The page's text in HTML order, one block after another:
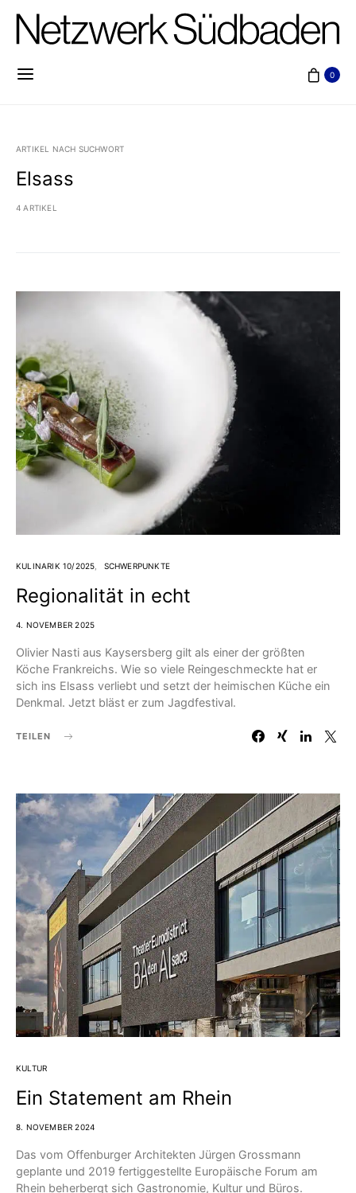
0
ARTIKEL NACH SUCHWORT
Elsass
4 ARTIKEL
KULINARIK 10/2025 SCHWERPUNKTE
Regionalität in echt
4. NOVEMBER 2025
Olivier Nasti aus Kaysersberg gilt als einer der größten
Köche Frankreichs. Wie so viele Reingeschmeckte hat er
sich ins Elsass verliebt und setzt der heimischen Küche ein
Denkmal. Jetzt bläst er zum Jagdfestival.
TEILEN
KULTUR
Ein Statement am Rhein
8. NOVEMBER 2024
Das vom Offenburger Architekten Jürgen Grossmann
geplante und 2019 fertiggestellte Europäische Forum am
Rhein beherbergt sich Gastronomie, Kultur und Büros.